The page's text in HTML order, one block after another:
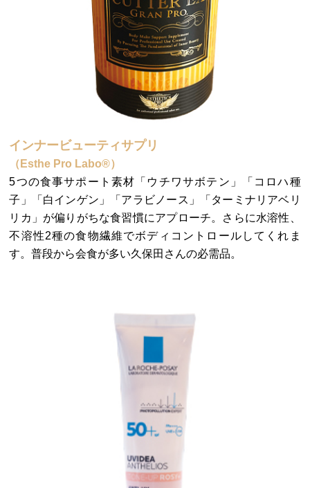
インナービューティサプリ
（Esthe Pro Labo®）
5つの食事サポート素材「ウチワサボテン」「コロハ種
子」「白インゲン」「アラビノース」「ターミナリアベリ
リカ」が偏りがちな食習慣にアプローチ。さらに水溶性、
不溶性2種の食物繊維でボディコントロールしてくれま
す。普段から会食が多い久保田さんの必需品。